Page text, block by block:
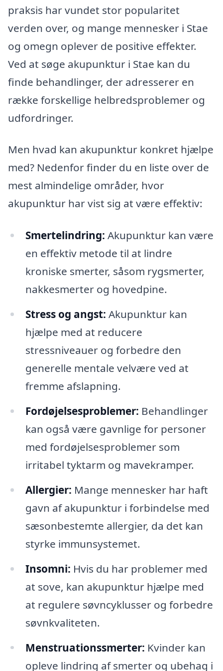
praksis har vundet stor popularitet
verden over, og mange mennesker i Stae
og omegn oplever de positive effekter.
Ved at søge akupunktur i Stae kan du
finde behandlinger, der adresserer en
række forskellige helbredsproblemer og
udfordringer.
Men hvad kan akupunktur konkret hjælpe
med? Nedenfor finder du en liste over de
mest almindelige områder, hvor
akupunktur har vist sig at være effektiv:
Smertelindring: Akupunktur kan være
en effektiv metode til at lindre
kroniske smerter, såsom rygsmerter,
nakkesmerter og hovedpine.
Stress og angst: Akupunktur kan
hjælpe med at reducere
stressniveauer og forbedre den
generelle mentale velvære ved at
fremme afslapning.
Fordøjelsesproblemer: Behandlinger
kan også være gavnlige for personer
med fordøjelsesproblemer som
irritabel tyktarm og mavekramper.
Allergier: Mange mennesker har haft
gavn af akupunktur i forbindelse med
sæsonbestemte allergier, da det kan
styrke immunsystemet.
Insomni: Hvis du har problemer med
at sove, kan akupunktur hjælpe med
at regulere søvncyklusser og forbedre
søvnkvaliteten.
Menstruationssmerter: Kvinder kan
opleve lindring af smerter og ubehag i